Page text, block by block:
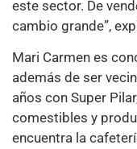
este sector. De
cambio grande”,
Mari Carmen es
además de ser
años con Super
comestibles y
encuentra la